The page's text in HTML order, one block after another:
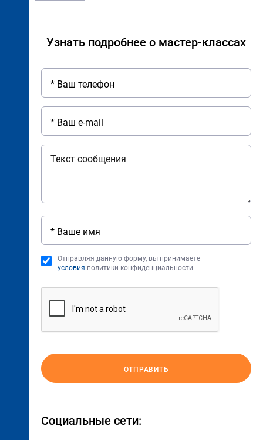
Узнать подробнее о мастер-классах
Отправляя данную форму, вы принимаете
условия политики конфиденциальности
ОТПРАВИТЬ
Социальные сети: